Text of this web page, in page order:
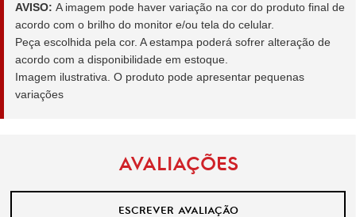
AVISO: A imagem pode haver variação na cor do produto final de
acordo com o brilho do monitor e/ou tela do celular.
Peça escolhida pela cor. A estampa poderá sofrer alteração de
acordo com a disponibilidade em estoque.
Imagem ilustrativa. O produto pode apresentar pequenas
variações
AVALIAÇÕES
ESCREVER AVALIAÇÃO